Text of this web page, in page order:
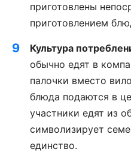
приготовлены
приготовлением
Культура
обычно едят в
палочки вместо
блюда подаются в
участники едят из
символизирует
единство.